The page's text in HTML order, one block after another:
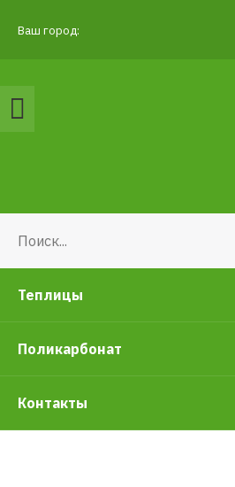
Ваш город:
Теплицы
Поликарбонат
Контакты